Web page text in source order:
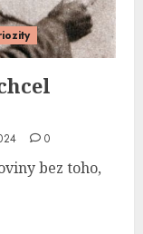
0
bez toho,